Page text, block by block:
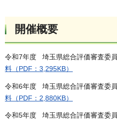
開催概要
令和7年度 埼玉県総合評価審査委
料（PDF：3,295KB）
令和6年度 埼玉県総合評価審査委
料（PDF：2,880KB）
令和5年度 埼玉県総合評価審査委